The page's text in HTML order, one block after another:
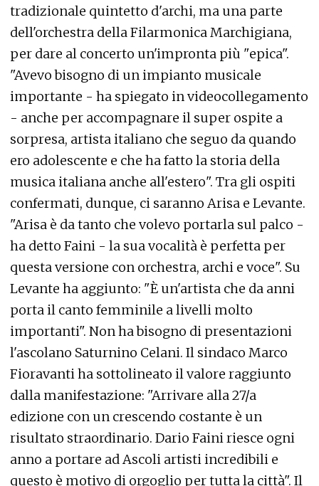
tradizionale quintetto d'archi, ma una parte
dell'orchestra della Filarmonica Marchigiana,
per dare al concerto un'impronta più "epica".
"Avevo bisogno di un impianto musicale
importante - ha spiegato in videocollegamento
- anche per accompagnare il super ospite a
sorpresa, artista italiano che seguo da quando
ero adolescente e che ha fatto la storia della
musica italiana anche all'estero". Tra gli ospiti
confermati, dunque, ci saranno Arisa e Levante.
"Arisa è da tanto che volevo portarla sul palco -
ha detto Faini - la sua vocalità è perfetta per
questa versione con orchestra, archi e voce". Su
Levante ha aggiunto: "È un'artista che da anni
porta il canto femminile a livelli molto
importanti". Non ha bisogno di presentazioni
l'ascolano Saturnino Celani. Il sindaco Marco
Fioravanti ha sottolineato il valore raggiunto
dalla manifestazione: "Arrivare alla 27/a
edizione con un crescendo costante è un
risultato straordinario. Dario Faini riesce ogni
anno a portare ad Ascoli artisti incredibili e
questo è motivo di orgoglio per tutta la città". Il